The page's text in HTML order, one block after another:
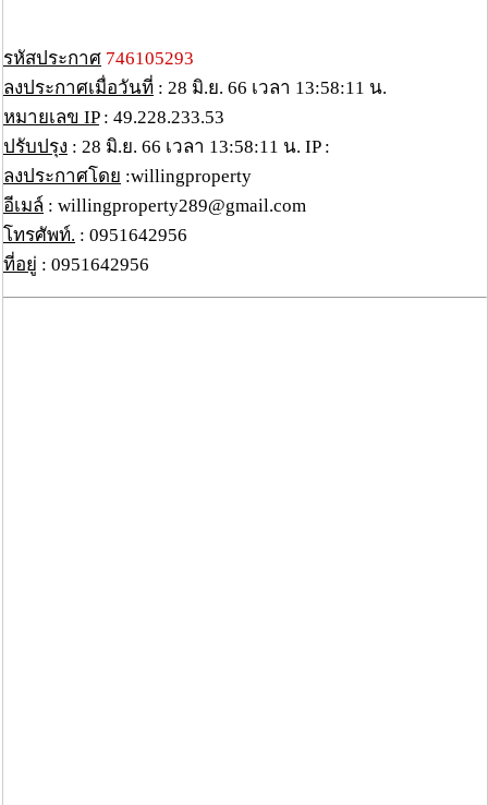
รหัสประกาศ 746105293
ลงประกาศเมื่อวันที่ : 28 มิ.ย. 66 เวลา 13:58:11 น.
หมายเลข IP: 49.228.233.53
ปรับปรุง : 28 มิ.ย. 66 เวลา 13:58:11 น. IP :
ลงประกาศโดย :willingproperty
อีเมล์ : willingproperty289@gmail.com
โทรศัพท์. : 0951642956
ที่อยู่ : 0951642956